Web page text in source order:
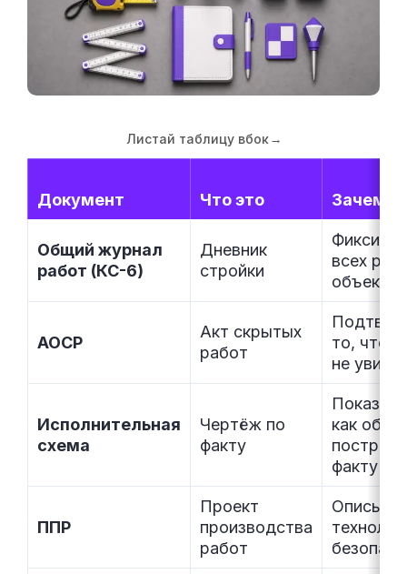
Листай таблицу вбок→
Документ Что это Зачем
Общий журнал
работ (КС-6)
Дневник
стройки
всех
объекте
АОСР
Акт скрытых
работ
то, что
не
Исполнительная
схема
Чертёж по
факту
как
факту
ППР
Проект
производства
работ